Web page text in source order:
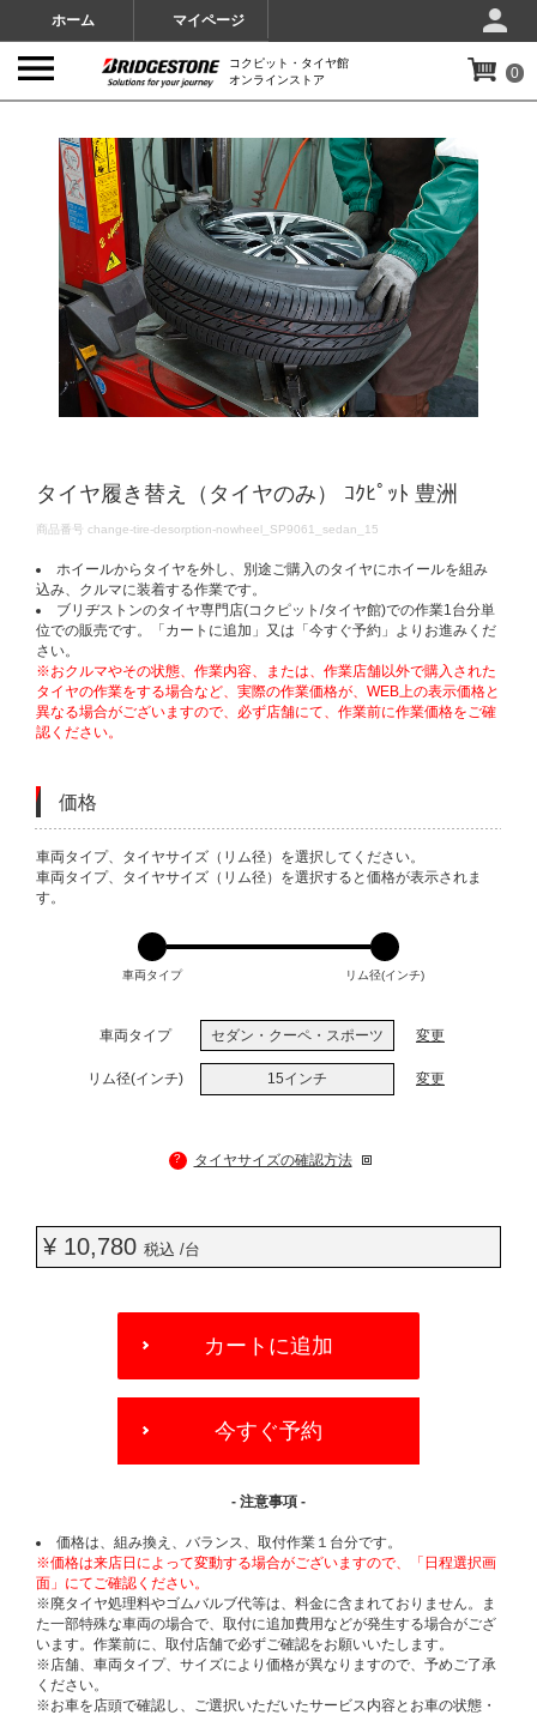
ホーム マイページ
コクピット・タイヤ館
オンラインストア
0
タイヤ履き替え（タイヤのみ） ｺｸﾋﾟｯﾄ 豊洲
DETAILS
商品番号 change-tire-desorption-nowheel_SP9061_sedan_15
ホイールからタイヤを外し、別途ご購入のタイヤにホイールを組み
込み、クルマに装着する作業です。
ブリヂストンのタイヤ専門店(コクピット/タイヤ館)での作業1台分単
位での販売です。「カートに追加」又は「今すぐ予約」よりお進みくだ
さい。
※おクルマやその状態、作業内容、または、作業店舗以外で購入された
タイヤの作業をする場合など、実際の作業価格が、WEB上の表示価格と
異なる場合がございますので、必ず店舗にて、作業前に作業価格をご確
認ください。
価格
VARIATIONS
車両タイプ、タイヤサイズ（リム径）を選択してください。
車両タイプ、タイヤサイズ（リム径）を選択すると価格が表示されま
す。
車両タイプ リム径(インチ)
車両タイプ セダン・クーペ・スポーツ 変更
リム径(インチ) 15インチ 変更
? タイヤサイズの確認方法
¥ 10,780 税込 /台
OPTIONS
カートに追加
今すぐ予約
- 注意事項 -
価格は、組み換え、バランス、取付作業１台分です。
※価格は来店日によって変動する場合がございますので、「日程選択画
面」にてご確認ください。
※廃タイヤ処理料やゴムバルブ代等は、料金に含まれておりません。ま
た一部特殊な車両の場合で、取付に追加費用などが発生する場合がござ
います。作業前に、取付店舗で必ずご確認をお願いいたします。
※店舗、車両タイプ、サイズにより価格が異なりますので、予めご了承
ください。
※お車を店頭で確認し、ご選択いただいたサービス内容とお車の状態・